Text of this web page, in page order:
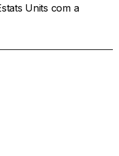
Units com a